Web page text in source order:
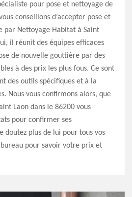
pour pose et nettoyage de
conseillons d’accepter pose et
par Nettoyage Habitat à Saint
il réunit des équipes efficaces
de nouvelle gouttière par des
à des prix les plus fous. Ce sont
des outils spécifiques et à la
Nous vous confirmons alors, que
Laon dans le 86200 vous
pour confirmer ses
doutez plus de lui pour tous vos
pour savoir votre prix et